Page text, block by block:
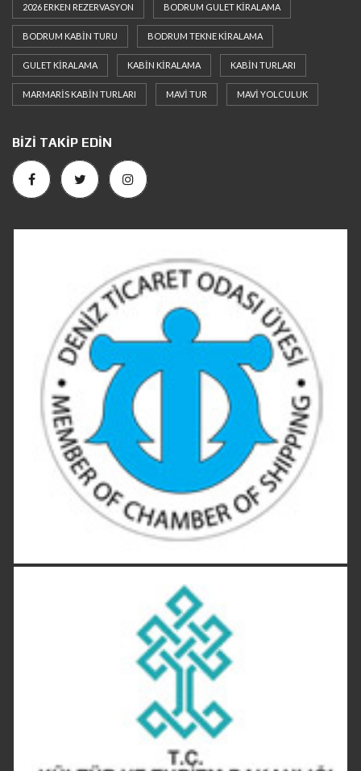
2026 ERKEN REZERVASYON BODRUM GULET KIRALAMA
BODRUM KABIN TURU BODRUM TEKNE KIRALAMA
GULET KIRALAMA KABIN KIRALAMA KABIN TURLARI
MARMARIS KABIN TURLARI MAVI TUR MAVI YOLCULUK
BIZI TAKIP EDIN